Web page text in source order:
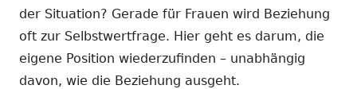
der Situation? Gerade für Frauen wird Beziehung
oft zur Selbstwertfrage. Hier geht es darum, die
eigene Position wiederzufinden – unabhängig
davon, wie die Beziehung ausgeht.